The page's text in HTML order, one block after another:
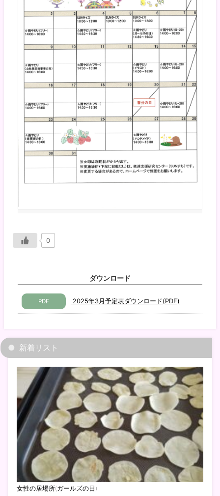
0
ダウンロード
PDF 2025年3月予定表ダウンロード(PDF)
新着リスト
女性の居場所(ガールズの日)